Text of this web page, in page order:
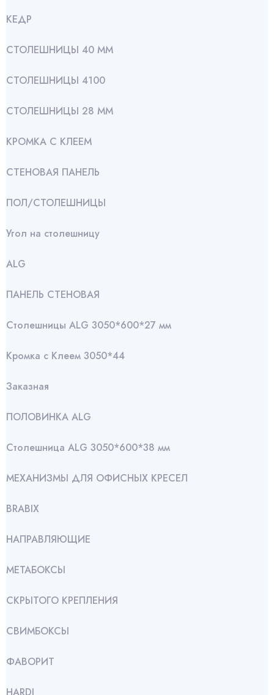
КЕДР
СТОЛЕШНИЦЫ 40 ММ
СТОЛЕШНИЦЫ 4100
СТОЛЕШНИЦЫ 28 ММ
КРОМКА С КЛЕЕМ
СТЕНОВАЯ ПАНЕЛЬ
ПОЛ/СТОЛЕШНИЦЫ
Угол на столешницу
АLG
ПАНЕЛЬ СТЕНОВАЯ
Столешницы ALG 3050*600*27 мм
Кромка с Клеем 3050*44
Заказная
ПОЛОВИНКА ALG
Столешница ALG 3050*600*38 мм
МЕХАНИЗМЫ ДЛЯ ОФИСНЫХ КРЕСЕЛ
BRABIX
НАПРАВЛЯЮЩИЕ
МЕТАБОКСЫ
СКРЫТОГО КРЕПЛЕНИЯ
СВИМБОКСЫ
ФАВОРИТ